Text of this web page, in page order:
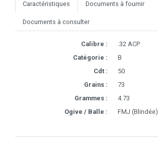
Caractéristiques Documents à fournir
Documents à consulter
Calibre :
.32 ACP
Catégorie :
B
Cdt :
50
Grains :
73
Grammes :
4.73
Ogive / Balle :
FMJ (Blindée)